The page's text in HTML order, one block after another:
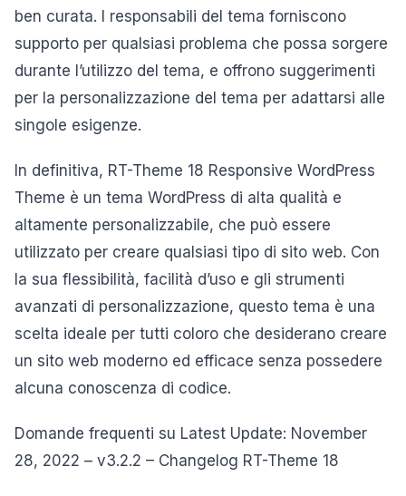
ben curata. I responsabili del tema forniscono
supporto per qualsiasi problema che possa sorgere
durante l’utilizzo del tema, e offrono suggerimenti
per la personalizzazione del tema per adattarsi alle
singole esigenze.
In definitiva, RT-Theme 18 Responsive WordPress
Theme è un tema WordPress di alta qualità e
altamente personalizzabile, che può essere
utilizzato per creare qualsiasi tipo di sito web. Con
la sua flessibilità, facilità d’uso e gli strumenti
avanzati di personalizzazione, questo tema è una
scelta ideale per tutti coloro che desiderano creare
un sito web moderno ed efficace senza possedere
alcuna conoscenza di codice.
Domande frequenti su Latest Update: November
28, 2022 – v3.2.2 – Changelog RT-Theme 18